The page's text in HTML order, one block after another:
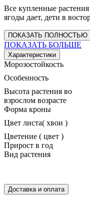
Все купленные
ягоды дает, дети в
ПОКАЗАТЬ ПОЛНОСТЬЮ
ПОКАЗАТЬ БОЛЬШЕ
Характеристики
Морозостойкость
Особенность
Высота растения во
взрослом возрасте
Форма кроны
Цвет листа( хвои )
Цветение ( цвет )
Прирост в год
Вид растения
Доставка и оплата